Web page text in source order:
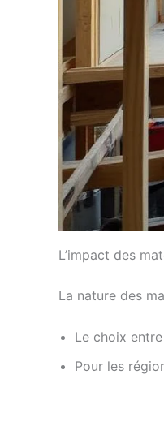
L’impact des
La nature des
Le choix entre
Pour les